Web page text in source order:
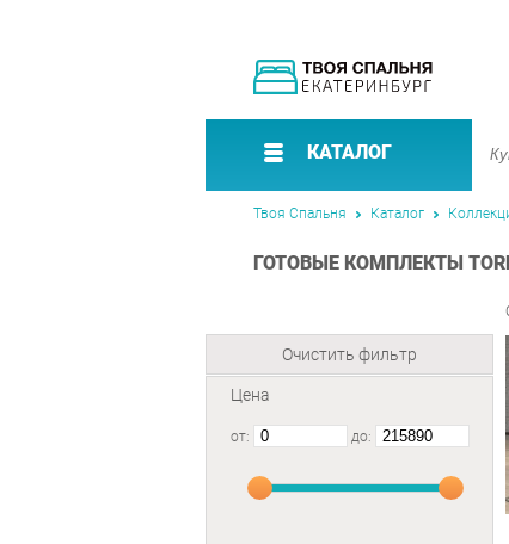
КАТАЛОГ
Твоя Спальня Каталог
ГОТОВЫЕ КОМПЛЕКТЫ
Очистить фильтр
Цена
от: до: